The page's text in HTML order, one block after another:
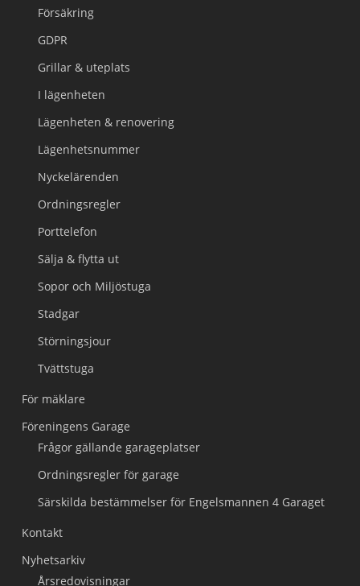
Försäkring
GDPR
Grillar & uteplats
I lägenheten
Lägenheten & renovering
Lägenhetsnummer
Nyckelärenden
Ordningsregler
Porttelefon
Sälja & flytta ut
Sopor och Miljöstuga
Stadgar
Störningsjour
Tvättstuga
För mäklare
Föreningens Garage
Frågor gällande garageplatser
Ordningsregler för garage
Särskilda bestämmelser för Engelsmannen 4 Garaget
Kontakt
Nyhetsarkiv
Årsredovisningar